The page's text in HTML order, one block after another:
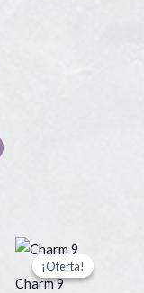
¡Oferta!
¡Oferta!
Charm 9
El
precio
original
El
precio
actual